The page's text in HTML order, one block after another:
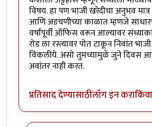
विषय. हा पण भाजी खरेदीचा अनुभव
आणि अडचणीच्या काळात म्हणजे
वर्षांपूर्वी ऑफिस वरून आल्यावर
रोड ला रस्त्यावर पोत टाकून निवांत
विकलीये. असो तुमच्यामुळे जुने दिवस
अवांतर नाही करत.
प्रतिसाद देण्यासाठीलॉग इन कराकिंवा